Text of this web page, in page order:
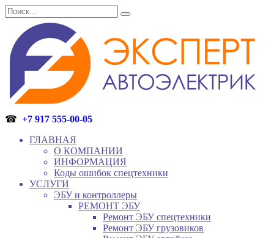
Перейти
к
содержанию
Search
for:
☎ +7 917 555-00-05
ГЛАВНАЯ
О КОМПАНИИ
ИНФОРМАЦИЯ
Коды ошибок спецтехники
УСЛУГИ
ЭБУ и контроллеры
РЕМОНТ ЭБУ
Ремонт ЭБУ спецтехники
Ремонт ЭБУ грузовиков